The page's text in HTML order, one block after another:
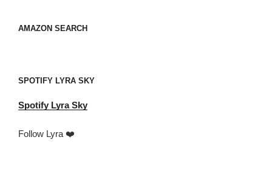
your
AMAZON SEARCH
SPOTIFY LYRA SKY
Spotify Lyra Sky
Follow Lyra ❤️